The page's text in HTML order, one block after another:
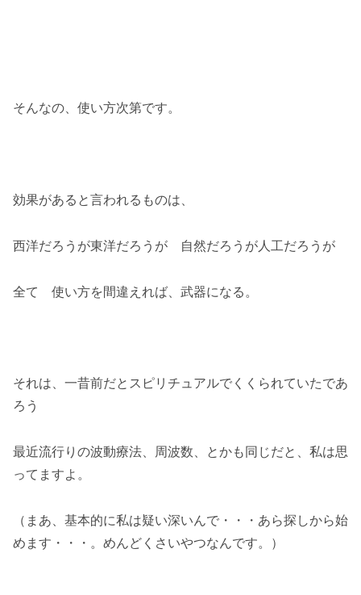
そんなの、使い方次第です。
効果があると言われるものは、
西洋だろうが東洋だろうが 自然だろうが人工だろうが
全て 使い方を間違えれば、武器になる。
それは、一昔前だとスピリチュアルでくくられていたであ
ろう
最近流行りの波動療法、周波数、とかも同じだと、私は思
ってますよ。
（まあ、基本的に私は疑い深いんで・・・あら探しから始
めます・・・。めんどくさいやつなんです。）